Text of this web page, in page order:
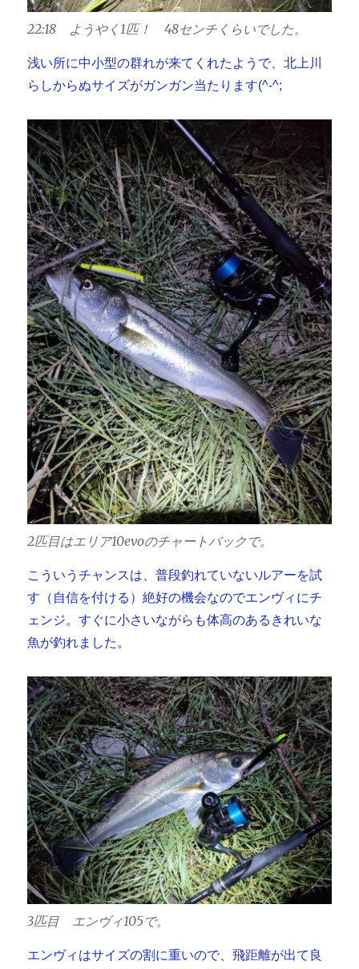
22:18 ようやく1匹！ 48センチくらいでした。
浅い所に中小型の群れが来てくれたようで、北上川
らしからぬサイズがガンガン当たります(^-^;
2匹目はエリア10evoのチャートバックで。
こういうチャンスは、普段釣れていないルアーを試
す（自信を付ける）絶好の機会なのでエンヴィにチ
ェンジ。すぐに小さいながらも体高のあるきれいな
魚が釣れました。
3匹目 エンヴィ105で。
エンヴィはサイズの割に重いので、飛距離が出て良